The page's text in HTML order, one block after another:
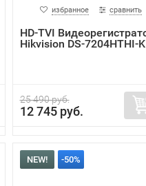
избранное сравнить
HD-TVI
Hikvision DS-7204HTHI-
25 490 руб.
12 745 руб.
NEW! -50%